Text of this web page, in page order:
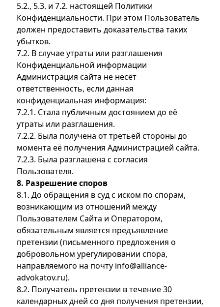
5.2., 5.3. и 7.2. настоящей Политики
Конфиденциальности. При этом Пользователь
должен предоставить доказательства таких
убытков.
7.2. В случае утраты или разглашения
Конфиденциальной информации
Администрация сайта не несёт
ответственность, если данная
конфиденциальная информация:
7.2.1. Стала публичным достоянием до её
утраты или разглашения.
7.2.2. Была получена от третьей стороны до
момента её получения Администрацией сайта.
7.2.3. Была разглашена с согласия
Пользователя.
8. Разрешение споров
8.1. До обращения в суд с иском по спорам,
возникающим из отношений между
Пользователем Сайта и Оператором,
обязательным является предъявление
претензии (письменного предложения о
добровольном урегулировании спора,
направляемого на почту info@alliance-
advokatov.ru).
8.2. Получатель претензии в течение 30
календарных дней со дня получения претензии,